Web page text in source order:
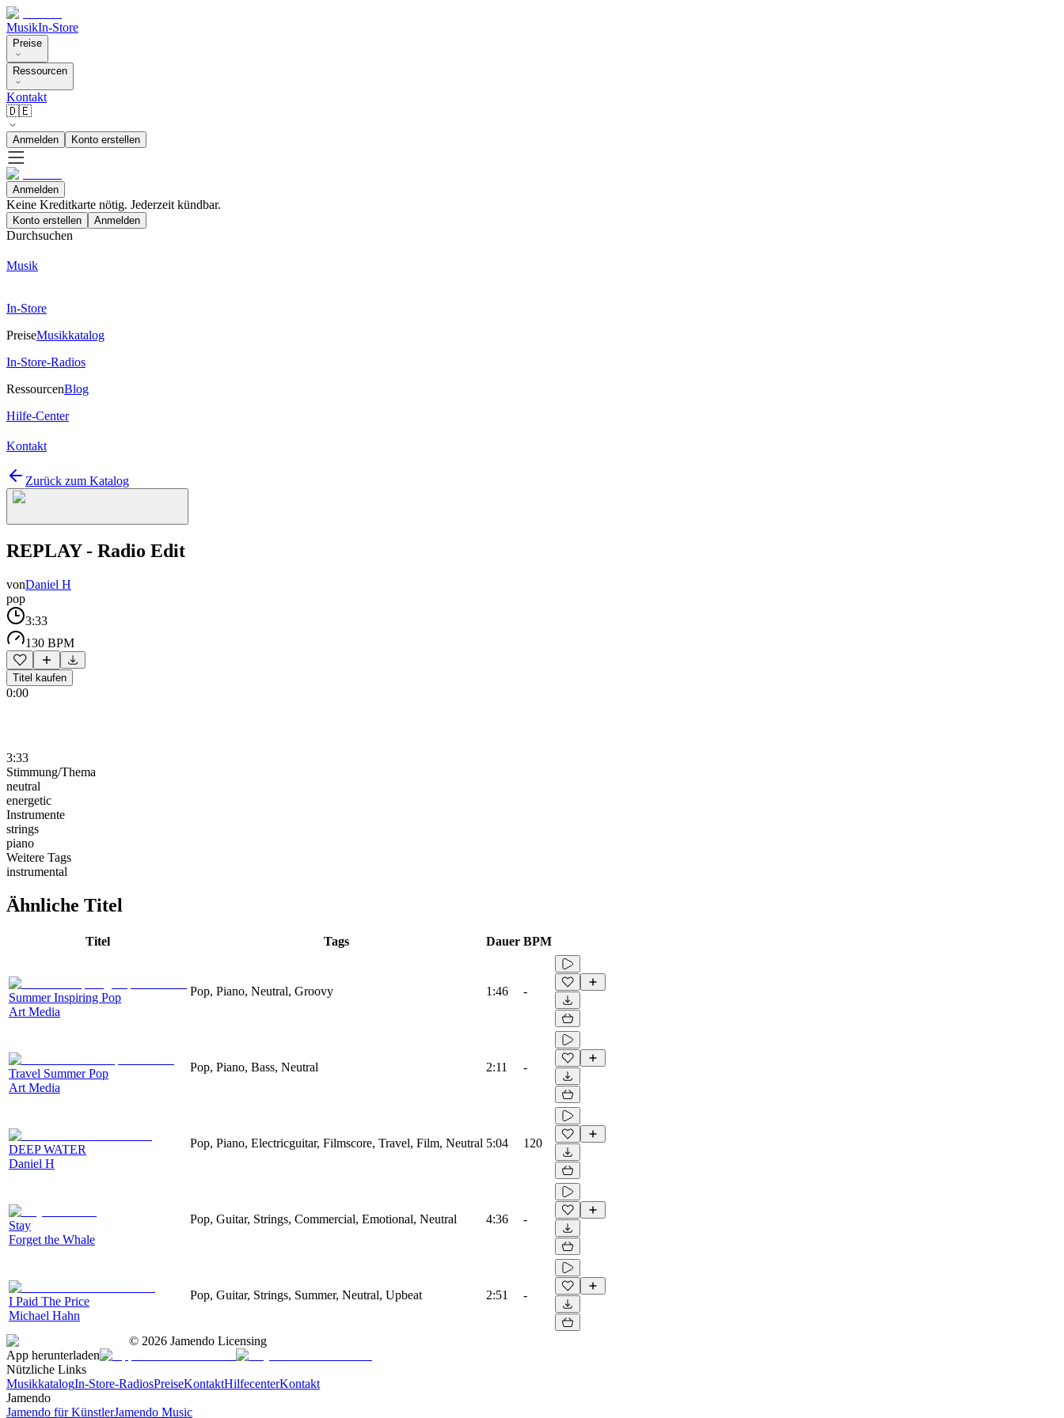
MusikIn-Store
Preise
Ressourcen
Kontakt
🇩🇪
Anmelden Konto erstellen
Anmelden
Keine Kreditkarte nötig. Jederzeit kündbar.
Konto erstellen Anmelden
Durchsuchen
Musik
In-Store
PreiseMusikkatalog
In-Store-Radios
RessourcenBlog
Hilfe-Center
Kontakt
Zurück zum Katalog
REPLAY - Radio Edit
vonDaniel H
pop
3:33
130 BPM
Titel kaufen
0:00
3:33
Stimmung/Thema
neutral
energetic
Instrumente
strings
piano
Weitere Tags
instrumental
Ähnliche Titel
Titel Tags Dauer BPM
Summer Inspiring Pop
Art Media
Pop, Piano, Neutral, Groovy 1:46 -
Travel Summer Pop
Art Media
Pop, Piano, Bass, Neutral 2:11 -
DEEP WATER
Daniel H
Pop, Piano, Electricguitar, Filmscore, Travel, Film, Neutral 5:04 120
Stay
Forget the Whale
Pop, Guitar, Strings, Commercial, Emotional, Neutral 4:36 -
I Paid The Price
Michael Hahn
Pop, Guitar, Strings, Summer, Neutral, Upbeat 2:51 -
© 2026 Jamendo Licensing
App herunterladen
Nützliche Links
MusikkatalogIn-Store-RadiosPreiseKontaktHilfecenterKontakt
Jamendo
Jamendo für KünstlerJamendo Music